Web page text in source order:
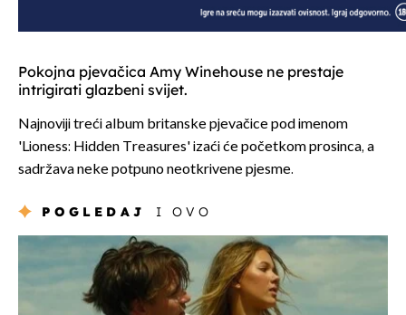
Pokojna pjevačica Amy Winehouse ne prestaje
intrigirati glazbeni svijet.
Najnoviji treći album britanske pjevačice pod imenom
'Lioness: Hidden Treasures' izaći će početkom prosinca, a
sadržava neke potpuno neotkrivene pjesme.
POGLEDAJ I OVO